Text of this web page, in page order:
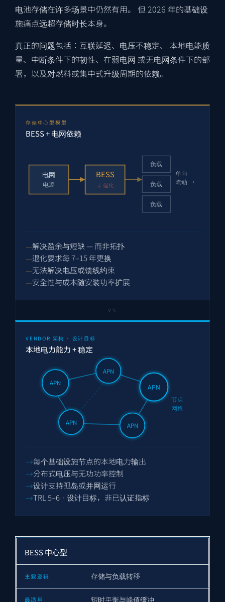
电池存储在许多场景中仍然有用。 但 2026 年的基础设
施痛点远超存储时长本身。
真正的问题包括：互联延迟、电压不稳定、 本地电能质
量、中断条件下的韧性、在弱电网 或无电网条件下的部
署，以及对燃料或集中式升级周期的依赖。
存储中心型模型
BESS + 电网依赖
电网
电源
BESS
↓ 退化
负载
负载
负载
单向
流动 →
解决盈余与短缺 — 而非拓扑
退化要求每 7–15 年更换
无法解决电压或馈线约束
安全性与成本随安装功率扩展
VS
VENDOR 架构 · 设计目标
本地电力能力 + 稳定
APN
APN
APN
APN APN
节点
网格
每个基础设施节点的本地电力输出
分布式电压与无功功率控制
设计支持孤岛或并网运行
TRL 5–6 · 设计目标，非已认证指标
BESS 中心型
存储与负载转移
短时平衡与峰值缓冲